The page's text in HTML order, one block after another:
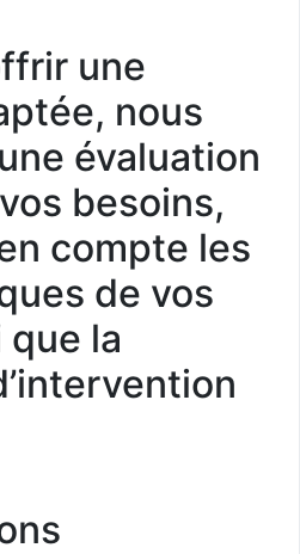
une
nous
évaluation
besoins,
compte les
de vos
que la